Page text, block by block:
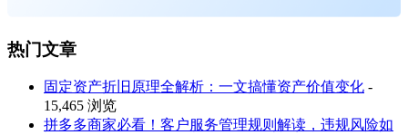
热门文章
固定资产折旧原理全解析：一文搞懂资产价值变化 -
15,465 浏览
拼多多商家必看！客户服务管理规则解读，违规风险如